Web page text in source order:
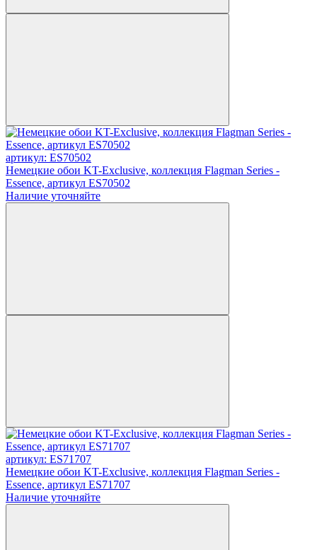
артикул: ES70502
Немецкие обои KT-Exclusive, коллекция Flagman Series -
Essence, артикул ES70502
Наличие уточняйте
артикул: ES71707
Немецкие обои KT-Exclusive, коллекция Flagman Series -
Essence, артикул ES71707
Наличие уточняйте